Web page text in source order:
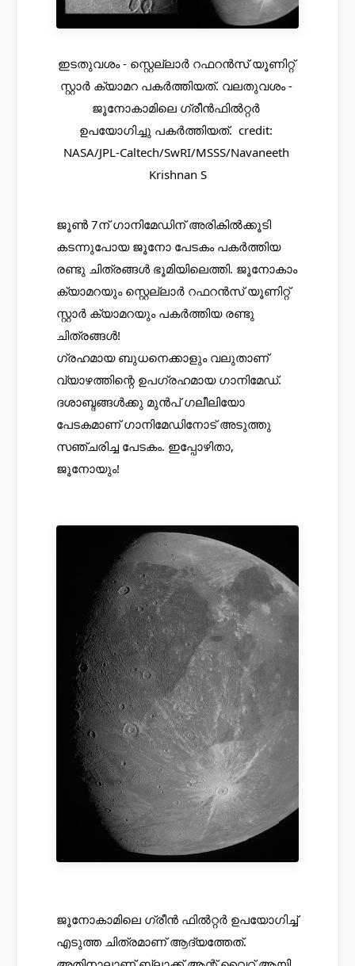
ഇടതുവശം - സ്റ്റെല്ലാർ റഫറൻസ് യൂണിറ്റ്
സ്റ്റാർ ക്യാമറ പകർത്തിയത്. വലതുവശം -
ജൂനോകാമിലെ ഗ്രീൻഫിൽറ്റർ
ഉപയോഗിച്ചു പകർത്തിയത്.  credit:
NASA/JPL-Caltech/SwRI/MSSS/Navaneeth
Krishnan S
ജൂൺ 7ന് ഗാനിമേഡിന് അരികിൽക്കൂടി
കടന്നുപോയ ജൂനോ പേടകം പകർത്തിയ
രണ്ടു ചിത്രങ്ങൾ ഭൂമിയിലെത്തി. ജൂനോകാം
ക്യാമറയും സ്റ്റെല്ലാർ റഫറൻസ് യൂണിറ്റ്
സ്റ്റാർ ക്യാമറയും പകർത്തിയ രണ്ടു
ചിത്രങ്ങൾ!
ഗ്രഹമായ ബുധനെക്കാളും വലുതാണ്
വ്യാഴത്തിന്റെ ഉപഗ്രഹമായ ഗാനിമേഡ്.
ദശാബ്ദങ്ങൾക്കു മുൻപ് ഗലീലിയോ
പേടകമാണ് ഗാനിമേഡിനോട് അടുത്തു
സഞ്ചരിച്ച പേടകം. ഇപ്പോഴിതാ,
ജൂനോയും!
ജൂനോകാമിലെ ഗ്രീൻ ഫിൽറ്റർ ഉപയോഗിച്ച്
എടുത്ത ചിത്രമാണ് ആദ്യത്തേത്.